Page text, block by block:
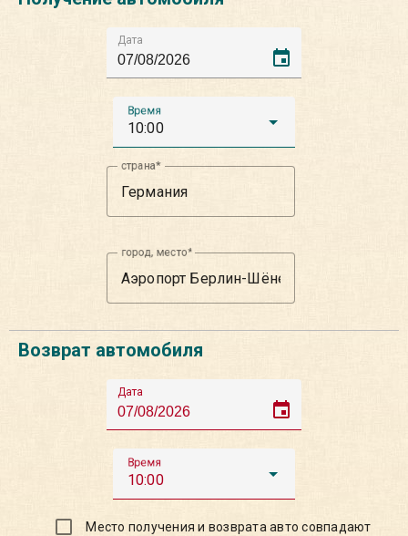
Дата
event
Время
10:00
страна
город, место
Возврат автомобиля
Дата
event
Время
10:00
Место получения и возврата авто совпадают